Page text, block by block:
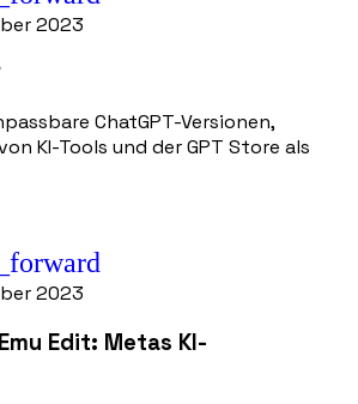
2023
ChatGPT-Versionen,
KI-Tools und der GPT Store als
2023
Edit: Metas KI-